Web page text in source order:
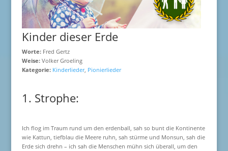
Kinder dieser Erde
Worte:Fred Gertz
Weise:Volker Groeling
Kategorie: Kinderlieder, Pionierlieder
1. Strophe:
Ich flog im Traum rund um den erdenball, sah so bunt die Kontinente
wie Kattun, tiefblau die Meere ruhn, sah stürme und Monsun, sah die
Erde sich drehn – ich sah die Menschen mühn sich überall, um den